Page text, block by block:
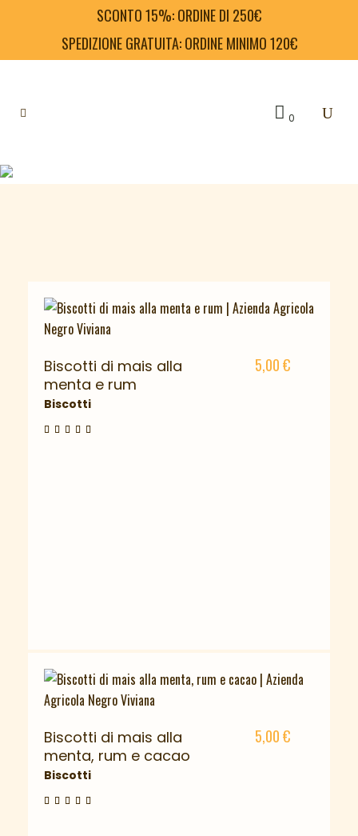
SCONTO 15%: ORDINE DI 250€
SPEDIZIONE GRATUITA: ORDINE MINIMO 120€
0
Biscotti di mais alla
menta e rum
Biscotti
5,00€
Biscotti di mais alla
menta, rum e cacao
Biscotti
5,00€